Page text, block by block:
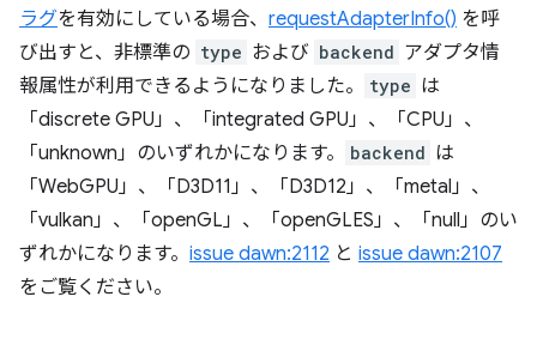
ラグを有効にしている場合、 requestAdapterInfo() を呼
び出すと、非標準の type および backend アダプタ情
報属性が利用できるようになりました。
type は
「discrete GPU」、「integrated GPU」、「CPU」、
「unknown」のいずれかになります。
backend は
「WebGPU」、「D3D11」、「D3D12」、「metal」、
「vulkan」、「openGL」、「openGLES」、「null」のい
ずれかになります。 issue dawn:2112 と issue dawn:2107
をご覧ください。